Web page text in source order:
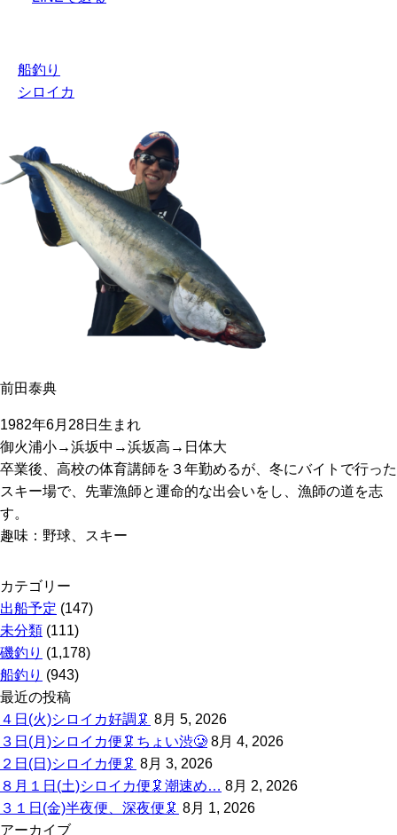
船釣り
シロイカ
前田泰典
1982年6月28日生まれ
御火浦小→浜坂中→浜坂高→日体大
卒業後、高校の体育講師を３年勤めるが、冬にバイトで行った
スキー場で、先輩漁師と運命的な出会いをし、漁師の道を志
す。
趣味：野球、スキー
カテゴリー
出船予定 (147)
未分類 (111)
磯釣り (1,178)
船釣り (943)
最近の投稿
４日(火)シロイカ好調🦑 8月 5, 2026
３日(月)シロイカ便🦑ちょい渋🥲 8月 4, 2026
２日(日)シロイカ便🦑 8月 3, 2026
８月１日(土)シロイカ便🦑潮速め… 8月 2, 2026
３１日(金)半夜便、深夜便🦑 8月 1, 2026
アーカイブ